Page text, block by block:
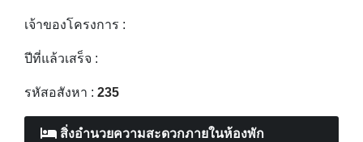
เจ้าของโครงการ :
ปีที่แล้วเสร็จ :
รหัสอสังหา : 235
สิ่งอำนวยความสะดวกภายในห้องพัก